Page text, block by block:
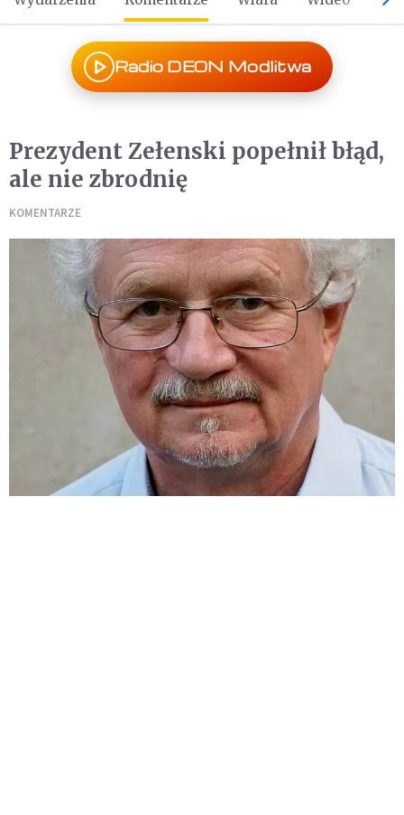
Radio DEON Modlitwa
Prezydent Zełenski popełnił błąd,
ale nie zbrodnię
KOMENTARZE